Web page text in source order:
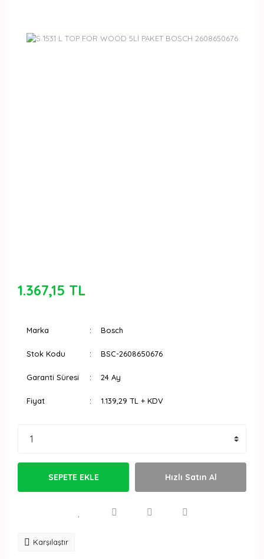
1.367,15 TL
Marka Bosch
Stok Kodu BSC-2608650676
Garanti Süresi 24 Ay
Fiyat 1.139,29 TL + KDV
SEPETE EKLE Hızlı Satın Al
Karşılaştır